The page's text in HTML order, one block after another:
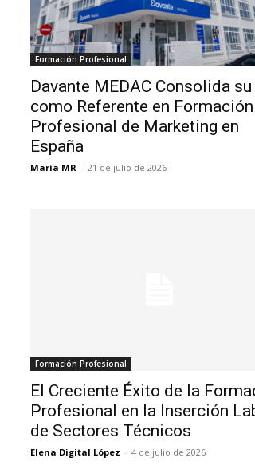
Formación Profesional
Davante MEDAC Consolida su
como Referente en Formación
Profesional de Marketing en
España
María MR - 21 de julio de 2026
Formación Profesional
El Creciente Éxito de la
Profesional en la Inserción
de Sectores Técnicos
Elena Digital López - 4 de julio de 2026